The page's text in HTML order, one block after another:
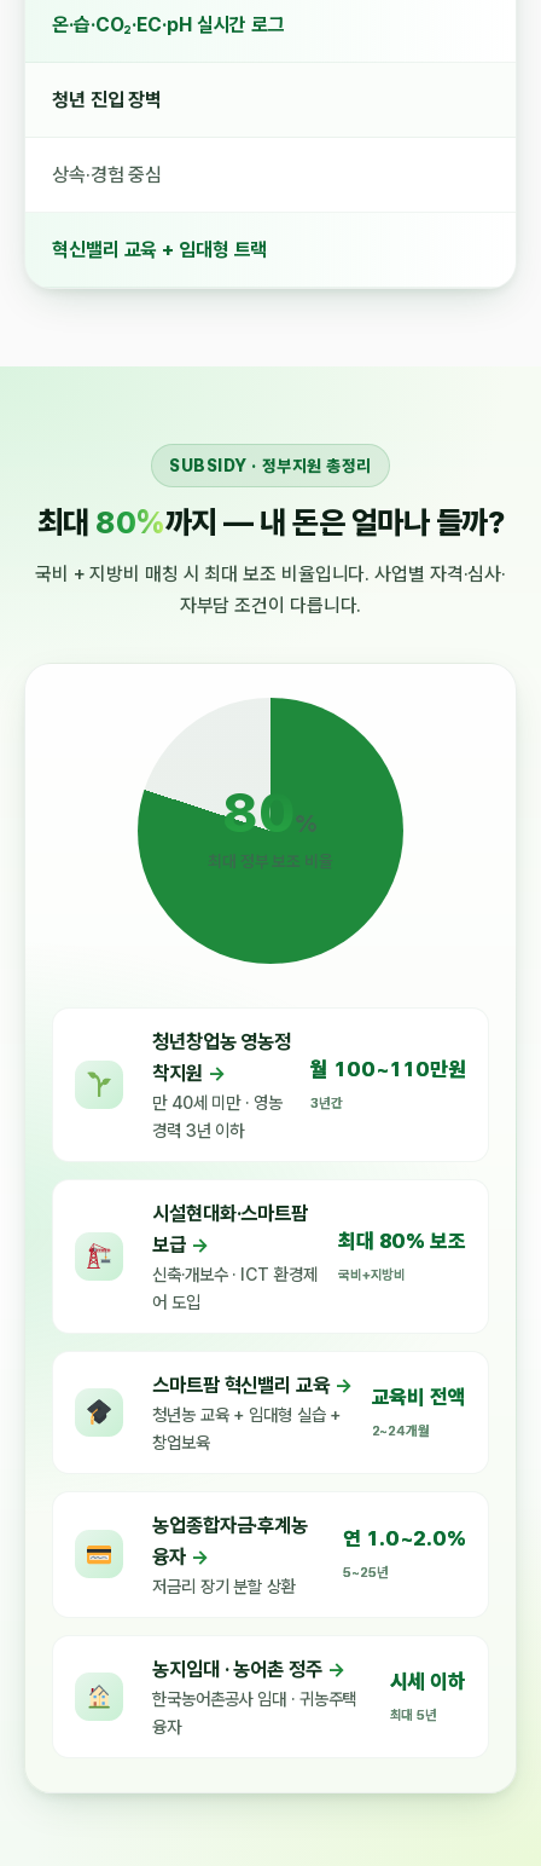
온·습·CO₂·EC·pH 실시간 로그
청년 진입 장벽
상속·경험 중심
혁신밸리 교육 + 임대형 트랙
SUBSIDY · 정부지원 총정리
최대 80%까지 — 내 돈은 얼마나 들까?
국비 + 지방비 매칭 시 최대 보조 비율입니다. 사업별 자격·심사·
자부담 조건이 다릅니다.
80 %
최대 정부 보조 비율
청년창업농 영농정
착지원 →
만 40세 미만 · 영농
경력 3년 이하
월 100~110만원
3년간
시설현대화·스마트팜
보급 →
신축·개보수 · ICT 환경제
어 도입
최대 80% 보조
국비+지방비
스마트팜 혁신밸리 교육 →
청년농 교육 + 임대형 실습 +
창업보육
교육비 전액
2~24개월
농업종합자금·후계농
융자 →
저금리 장기 분할 상환
연 1.0~2.0%
5~25년
농지임대 · 농어촌 정주 →
한국농어촌공사 임대 · 귀농주택
융자
시세 이하
최대 5년